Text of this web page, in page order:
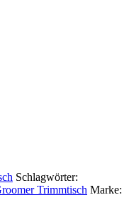
Schlagwörter:
Trimmtisch Marke: